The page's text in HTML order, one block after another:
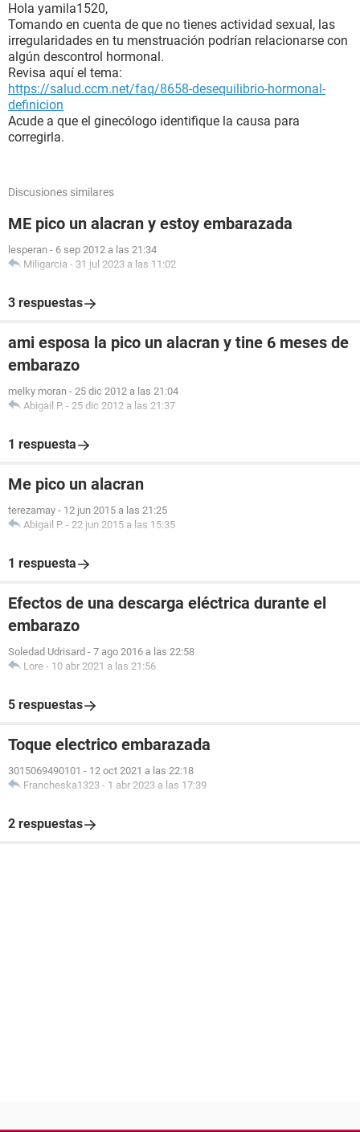
Hola yamila1520,
Tomando en cuenta de que no tienes actividad sexual, las
irregularidades en tu menstruación podrían relacionarse con
algún descontrol hormonal.
Revisa aquí el tema:
https://salud.ccm.net/faq/8658-desequilibrio-hormonal-
definicion
Acude a que el ginecólogo identifique la causa para
corregirla.
Discusiones similares
ME pico un alacran y estoy embarazada
lesperan - 6 sep 2012 a las 21:34
Miligarcia - 31 jul 2023 a las 11:02
3 respuestas
ami esposa la pico un alacran y tine 6 meses de
embarazo
melky moran - 25 dic 2012 a las 21:04
Abigail P. - 25 dic 2012 a las 21:37
1 respuesta
Me pico un alacran
terezamay - 12 jun 2015 a las 21:25
Abigail P. - 22 jun 2015 a las 15:35
1 respuesta
Efectos de una descarga eléctrica durante el
embarazo
Soledad Udrisard - 7 ago 2016 a las 22:58
Lore - 10 abr 2021 a las 21:56
5 respuestas
Toque electrico embarazada
3015069490101 - 12 oct 2021 a las 22:18
Francheska1323 - 1 abr 2023 a las 17:39
2 respuestas